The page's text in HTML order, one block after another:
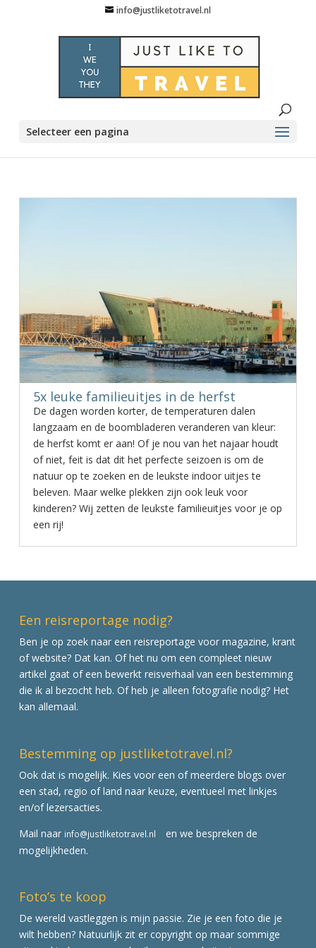
info@justliketotravel.nl
Selecteer een pagina
5x leuke familieuitjes in de herfst
De dagen worden korter, de temperaturen dalen
langzaam en de boombladeren veranderen van kleur:
de herfst komt er aan! Of je nou van het najaar houdt
of niet, feit is dat dit het perfecte seizoen is om de
natuur op te zoeken en de leukste indoor uitjes te
beleven. Maar welke plekken zijn ook leuk voor
kinderen? Wij zetten de leukste familieuitjes voor je op
een rij!
Een reisreportage nodig?
Ben je op zoek naar een reisreportage voor magazine, krant
of website? Dat kan. Of het nu om een compleet nieuw
artikel gaat of een bewerkt reisverhaal van een bestemming
die ik al bezocht heb. Of heb je alleen fotografie nodig? Het
kan allemaal.
Bestemming op justliketotravel.nl?
Ook dat is mogelijk. Kies voor een of meerdere blogs over
een stad, regio of land naar keuze, eventueel met linkjes
en/of lezersacties.
Mail naar info@justliketotravel.nl
en we bespreken de
mogelijkheden.
Foto’s te koop
De wereld vastleggen is mijn passie. Zie je een foto die je
wilt hebben? Natuurlijk zit er copyright op maar sommige